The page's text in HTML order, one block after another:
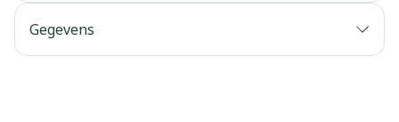
Gegevens